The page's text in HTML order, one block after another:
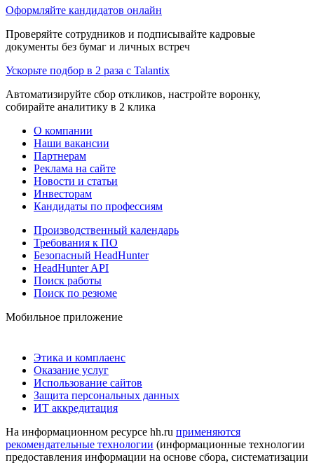
Оформляйте кандидатов онлайн
Проверяйте сотрудников и подписывайте кадровые
документы без бумаг и личных встреч
Ускорьте подбор в 2 раза с Talantix
Автоматизируйте сбор откликов, настройте воронку,
собирайте аналитику в 2 клика
О компании
Наши вакансии
Партнерам
Реклама на сайте
Новости и статьи
Инвесторам
Кандидаты по профессиям
Производственный календарь
Требования к ПО
Безопасный HeadHunter
HeadHunter API
Поиск работы
Поиск по резюме
Мобильное приложение
Этика и комплаенс
Оказание услуг
Использование сайтов
Защита персональных данных
ИТ аккредитация
На информационном ресурсе hh.ru применяются
рекомендательные технологии (информационные технологии
предоставления информации на основе сбора, систематизации